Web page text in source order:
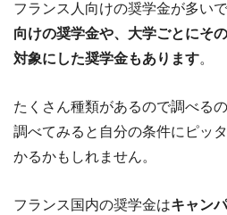
フランス人向けの奨学金が多い
向けの奨学金や、大学ごとにそ
対象にした奨学金もあります。
たくさん種類があるので調べる
調べてみると自分の条件にピッ
かるかもしれません。
フランス国内の奨学金はキャン